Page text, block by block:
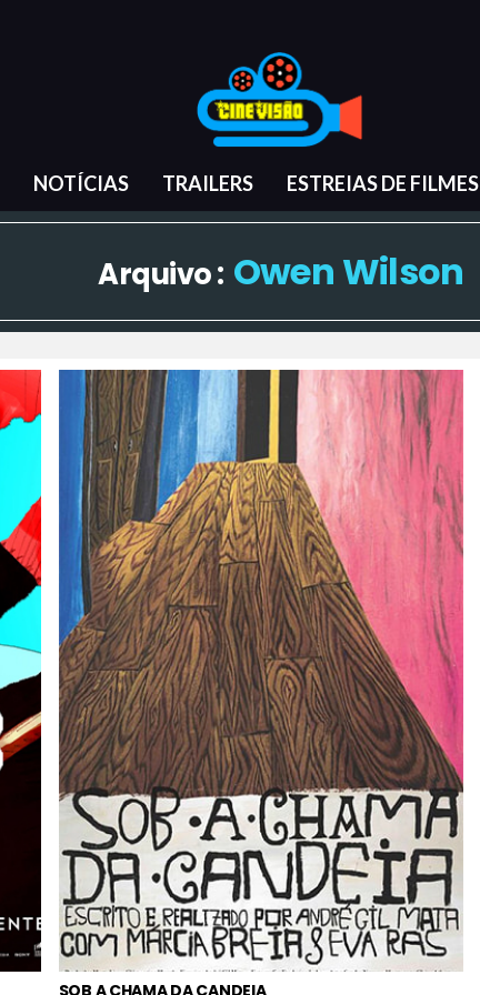
NOTÍCIAS TRAILERS ESTREIAS DE FILMES
Arquivo : Owen Wilson
SOB A CHAMA DA CANDEIA